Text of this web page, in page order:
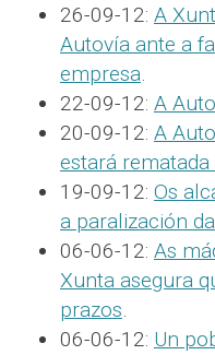
26-09-12: A
Autovía ante a
empresa.
22-09-12: A
20-09-12: A
estará
19-09-12: Os
a paralización
06-06-12: As
Xunta asegura
prazos.
06-06-12: Un